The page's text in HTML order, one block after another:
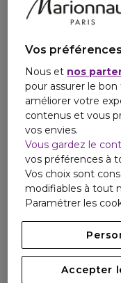
--------------------------
Testé
100% sans parfum.
Vos
Nous et nos
pour assurer le
améliorer votre
contenus et vous
vos envies.
Vous gardez le
vos préférences à
Vos choix sont
modifiables à tout
Paramétrer les
Accepter